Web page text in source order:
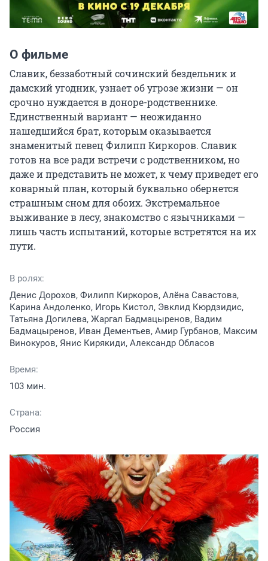
О фильме
Славик, беззаботный сочинский бездельник и
дамский угодник, узнает об угрозе жизни — он
срочно нуждается в доноре-родственнике.
Единственный вариант — неожиданно
нашедшийся брат, которым оказывается
знаменитый певец Филипп Киркоров. Славик
готов на все ради встречи с родственником, но
даже и представить не может, к чему приведет его
коварный план, который буквально обернется
страшным сном для обоих. Экстремальное
выживание в лесу, знакомство с язычниками —
лишь часть испытаний, которые встретятся на их
пути.
В ролях:
Денис Дорохов, Филипп Киркоров, Алёна Савастова,
Карина Андоленко, Игорь Кистол, Эвклид Кюрдзидис,
Татьяна Догилева, Жаргал Бадмацыренов, Вадим
Бадмацыренов, Иван Дементьев, Амир Гурбанов, Максим
Винокуров, Янис Кирякиди, Александр Обласов
Время:
103 мин.
Страна:
Россия